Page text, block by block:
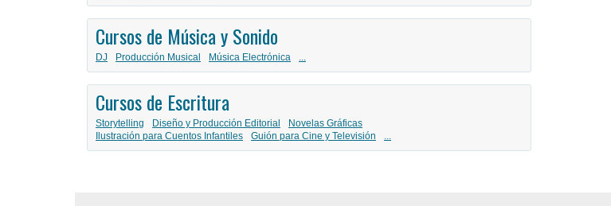
Cursos de Música y Sonido
DJ Producción Musical Música Electrónica ...
Cursos de Escritura
Storytelling Diseño y Producción Editorial
Novelas Gráficas
Ilustración para Cuentos Infantiles
Guión para Cine y Televisión ...